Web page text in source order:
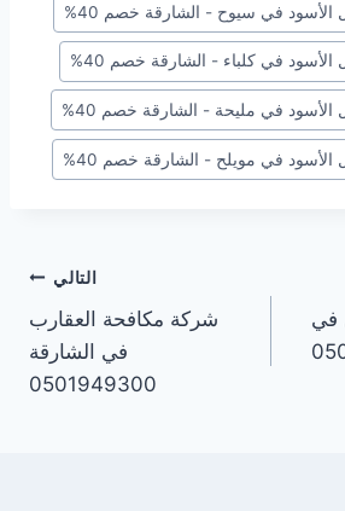
في سيوح - الشارقة خصم 40%
في كلباء - الشارقة خصم 40%
في مليحة - الشارقة خصم 40%
في مويلح - الشارقة خصم 40%
في
التالي
شركة مكافحة العقارب
في الشارقة
0501949300